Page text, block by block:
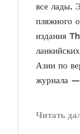
все лады.
пляжного
издания
Азии по
журнала
Читать